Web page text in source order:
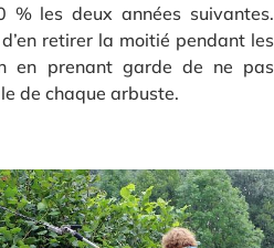
% les deux années suivantes.
retirer la moitié pendant les
en prenant garde de ne pas
de chaque arbuste.